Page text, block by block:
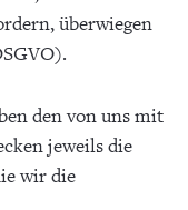
überwiegen
den von uns mit
jeweils die
wir die